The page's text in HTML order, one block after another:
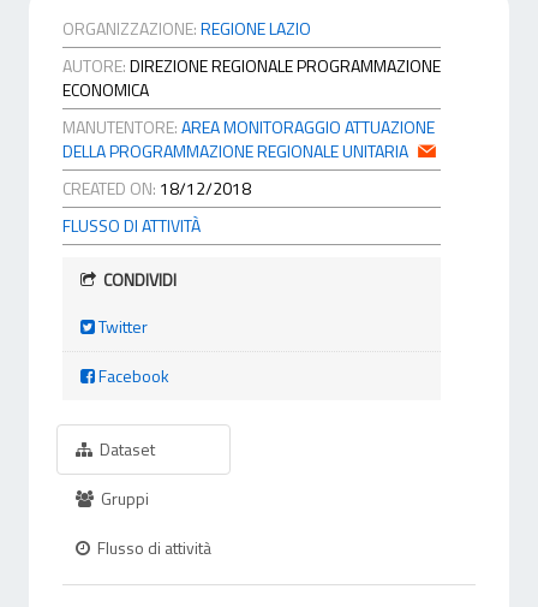
ORGANIZZAZIONE:REGIONE LAZIO
AUTORE:DIREZIONE REGIONALE PROGRAMMAZIONE
ECONOMICA
MANUTENTORE:AREA MONITORAGGIO ATTUAZIONE
DELLA PROGRAMMAZIONE REGIONALE UNITARIA
CREATED ON: 18/12/2018
FLUSSO DI ATTIVITÀ
CONDIVIDI
Twitter
Facebook
Dataset
Gruppi
Flusso di attività